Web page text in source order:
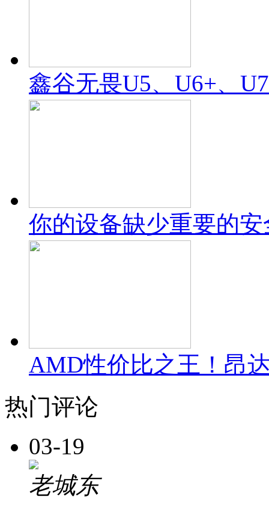
鑫谷无畏U5、U6+、
你的设备缺少重要的
AMD性价比之王！昂
热门评论
03-19
老城东